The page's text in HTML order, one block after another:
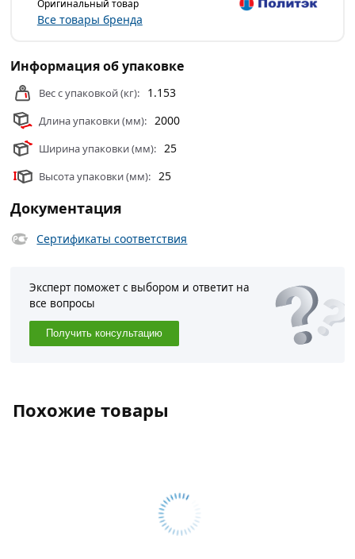
Оригинальный товар
Все товары бренда
Информация об упаковке
Вес с упаковкой (кг): 1.153
Длина упаковки (мм): 2000
Ширина упаковки (мм): 25
Высота упаковки (мм): 25
Документация
Сертификаты соответствия
Эксперт поможет с выбором и ответит на
все вопросы
Получить консультацию
Похожие товары